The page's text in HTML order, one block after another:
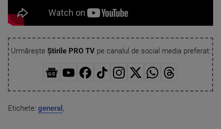
Urmărește Știrile PRO TVpe canalul de social media preferat:
Etichete: general ,